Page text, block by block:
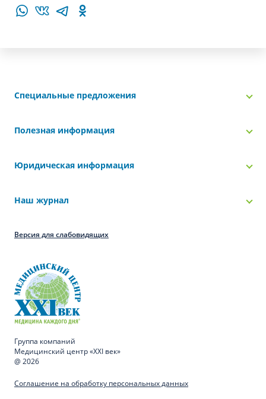
Специальные предложения
Полезная информация
Юридическая информация
Наш журнал
Версия для слабовидящих
Группа компаний
Медицинский центр «XXI век»
@ 2026
Соглашение на обработку персональных данных